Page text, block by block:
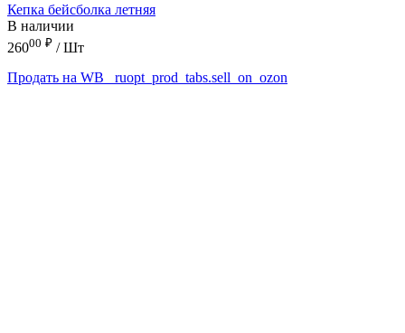
Кепка бейсболка летняя
В наличии
26000 ₽ / Шт
Продать на WB
_ruopt_prod_tabs.sell_on_ozon